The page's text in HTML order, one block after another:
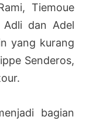
Tiemoue
Adli dan Adel
yang kurang
Senderos,
bagian